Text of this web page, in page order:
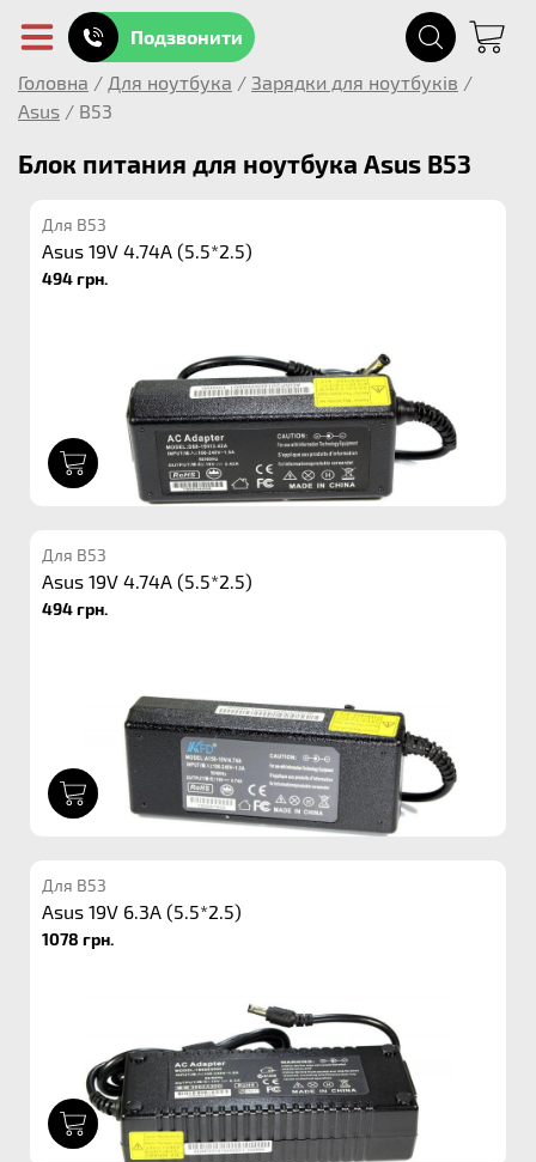
Подзвонити
Головна / Для ноутбука / Зарядки для ноутбуків /
Asus / B53
Блок питания для ноутбука Asus B53
Для B53
Asus 19V 4.74A (5.5*2.5)
494 грн.
Для B53
Asus 19V 4.74A (5.5*2.5)
494 грн.
Для B53
Asus 19V 6.3A (5.5*2.5)
1078 грн.